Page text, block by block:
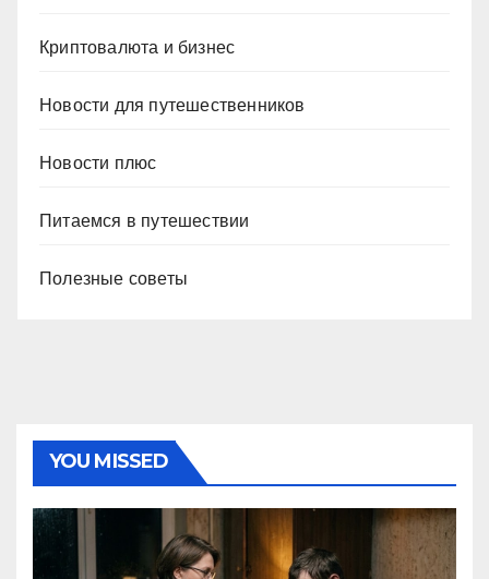
Криптовалюта и бизнес
Новости для путешественников
Новости плюс
Питаемся в путешествии
Полезные советы
YOU MISSED